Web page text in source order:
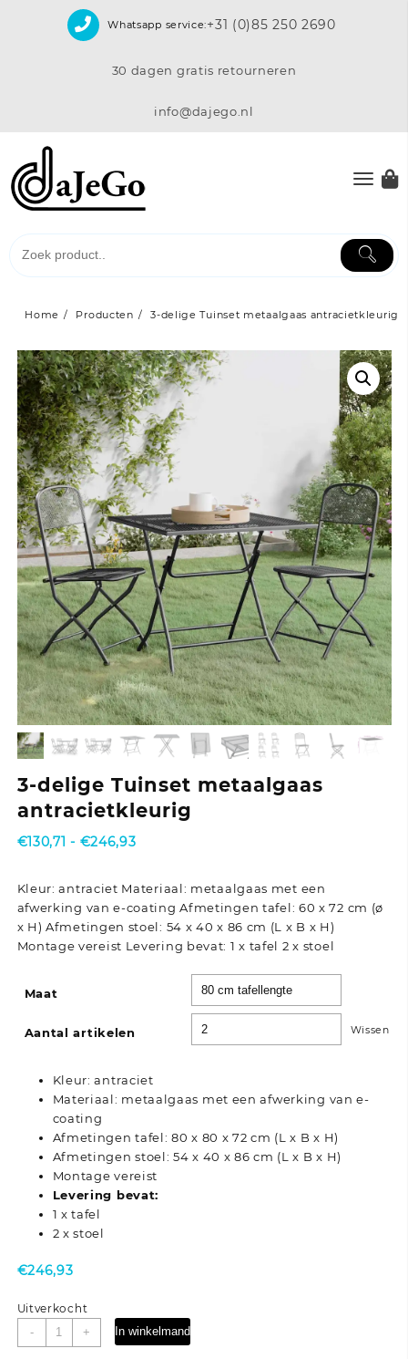
Whatsapp service:+31 (0)85 250 2690
30 dagen gratis retourneren
info@dajego.nl
Home Producten 3-delige Tuinset metaalgaas antracietkleurig
3-delige Tuinset metaalgaas
antracietkleurig
€130,71 - €246,93Prijsklasse:
Kleur: antraciet Materiaal: metaalgaas met een
afwerking van e-coating Afmetingen tafel: 60 x 72 cm (ø
x H) Afmetingen stoel: 54 x 40 x 86 cm (L x B x H)
Montage vereist Levering bevat: 1 x tafel 2 x stoel
Maat
Aantal artikelen Wissen
Kleur: antraciet
Materiaal: metaalgaas met een afwerking van e-
coating
Afmetingen tafel: 80 x 80 x 72 cm (L x B x H)
Afmetingen stoel: 54 x 40 x 86 cm (L x B x H)
Montage vereist
Levering bevat:
1 x tafel
2 x stoel
€246,93
Uitverkocht
-
delige
+ In winkelmand